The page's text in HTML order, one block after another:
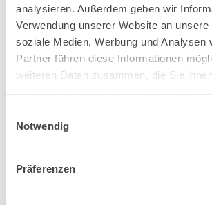
analysieren. Außerdem geben wir
Verwendung unserer Website an
soziale Medien, Werbung und Analysen
Partner führen diese Informationen
weiteren Daten zusammen, die Sie
Notwendig
Präferenzen
sollte, hängt immer von den
Fall ab. Dafür ist eine maßgeschneiderte
Lösung zu entwickeln. Genau dafür
Beratung durch
Behrschmidt & Kollegen. Wir
Weitere informative